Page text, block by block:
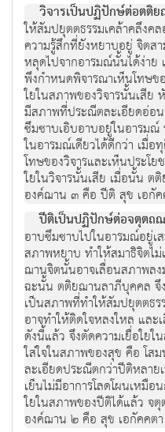
วิจารเป็นปฏิปักษ์ต่อตติ
ให้สัมปยุตตธรรมเคล้าคลึงค
ความรู้สึกที่ยังหยาบอยู่ จิตส
หลุดไปจากอารมณ์นั้นได้ง่า
พึงกำหนดพิจารณาเห็นโทษข
ใยในสภาพของวิจารนั้นเสีย
มีสภาพที่ประณีตละเอียดอ่อน
ซึมซาบเอิบอาบอยู่ในอารม
ในอารมณ์เดียวได้ดีกว่า เมื่
โทษของวิจารและเห็นประโ
ใยในวิจารนั้นเสีย เมื่อนั้น
องค์ฌาน ๓ คือ ปีติ สุข เอกัค
ปีติเป็นปฏิปักษ์ต่อจตุตถ
อาบซึมซาบไปในอารมณ์อยู่
สภาพหยาบ ทำให้สมาธิจิต
ฌานจิตนั้นอาจเลื่อนสภาพล
ฉะนั้น ตติยฌานลาภีบุคคล จึ
เป็นสภาพที่ทำให้สัมปยุตตธ
อาจทำให้ติดใจหลงใหล และ
ดังนี้แล้ว จึงตัดความเยื่อใย
ใส่ใจในสภาพของสุข คือ โส
ละเอียดประณีตกว่าปีติหลา
เย็นไม่มีอาการโลดโผนเหมื
ใยในสภาพของปีติได้แล้ว จ
องค์ฌาน ๒ คือ สุข เอกัคคตา